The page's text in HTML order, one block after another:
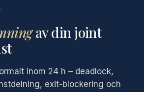
av din joint
inom 24 h – deadlock,
exit-blockering och